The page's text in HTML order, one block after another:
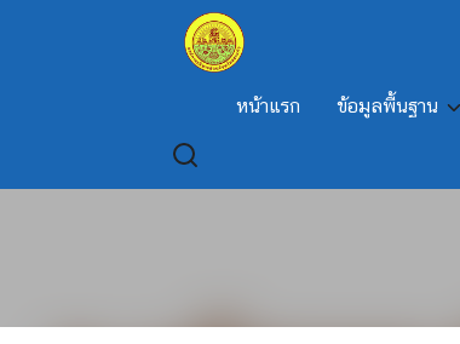
หน้าแรก ข้อมูลพื้นฐาน
เรื่อง ประกาศเลื่อ